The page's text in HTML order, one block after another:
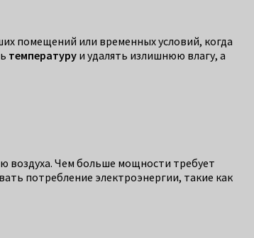
помещений или временных условий, когда
температуру и удалять излишнюю влагу, а
воздуха. Чем больше мощности требует
потребление электроэнергии, такие как